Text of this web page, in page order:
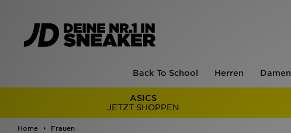
Back To School Herren Damen
ASICS
JETZT SHOPPEN
Home Frauen